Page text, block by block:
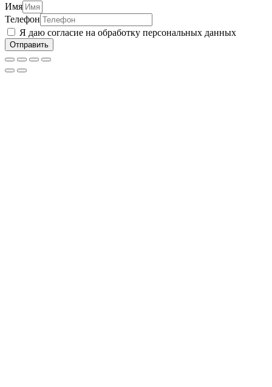
Имя
Телефон
Я даю согласие на обработку персональных данных
Отправить